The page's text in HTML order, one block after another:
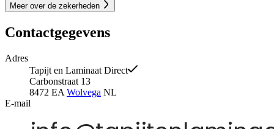
Meer over de zekerheden
Contactgegevens
Adres
Tapijt en Laminaat Direct
Carbonstraat 13
8472 EA Wolvega NL
E-mail